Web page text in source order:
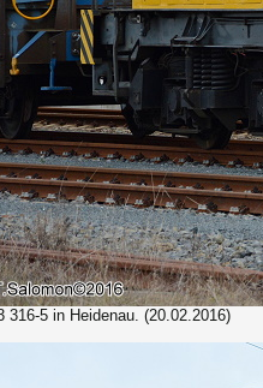
316-5 in Heidenau. (20.02.2016)